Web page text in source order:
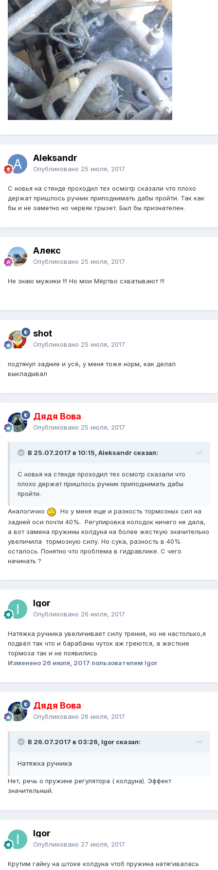
Aleksandr
Опубликовано 25 июля, 2017
С новья на стенде проходил тех осмотр сказали что плохо
держат пришлось ручник приподнимать дабы пройти. Так как
бы и не заметно но червяк грызет. Был бы признателен.
Алекс
Опубликовано 25 июля, 2017
Не знаю мужики !!! Но мои Мёртво схватывают !!!
shot
Опубликовано 25 июля, 2017
подтянул задние и усё, у меня тоже норм, как делал
выкладывал
Дядя Вова
Опубликовано 25 июля, 2017
В 25.07.2017 в 10:15, Aleksandr сказал:
С новья на стенде проходил тех осмотр сказали что
плохо держат пришлось ручник приподнимать дабы
пройти.
Аналогично
Но у меня еще и разность тормозных сил на
задней оси почти 40%. Регулировка колодок ничего не дала,
а вот замена пружины колдуна на более жесткую значительно
увеличила тормозную силу. Но сука, разность в 40%
осталось. Понятно что проблема в гидравлике. С чего
начинать ?
Igor
Опубликовано 26 июля, 2017
Натяжка ручника увеличивает силу трения, но не настолько,я
подвёл так что и барабаны чуток аж греются, а жесткие
тормоза так и не появились
Изменено 26 июля, 2017 пользователем Igor
Дядя Вова
Опубликовано 26 июля, 2017
В 26.07.2017 в 03:26, Igor сказал:
Натяжка ручника
Нет, речь о пружине регулятора ( колдуна). Эффект
значительный.
Igor
Опубликовано 27 июля, 2017
Крутим гайку на штоке колдуна чтоб пружина натягивалась